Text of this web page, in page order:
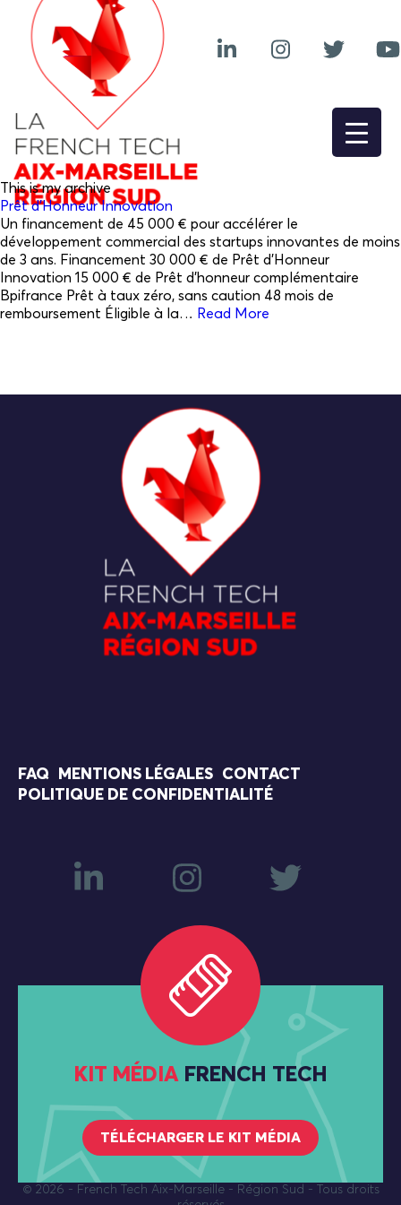
This is my archive
Prêt d’Honneur Innovation
Un financement de 45 000 € pour accélérer le
développement commercial des startups innovantes de moins
de 3 ans. Financement 30 000 € de Prêt d’Honneur
Innovation 15 000 € de Prêt d’honneur complémentaire
Bpifrance Prêt à taux zéro, sans caution 48 mois de
remboursement Éligible à la… Read More
FAQ MENTIONS LÉGALES
CONTACT
POLITIQUE DE CONFIDENTIALITÉ
KIT MÉDIA FRENCH TECH
TÉLÉCHARGER LE KIT MÉDIA
© 2026 - French Tech Aix-Marseille - Région Sud - Tous droits